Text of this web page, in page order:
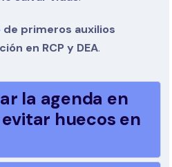
de primeros auxilios
en RCP y DEA.
la agenda en
huecos en